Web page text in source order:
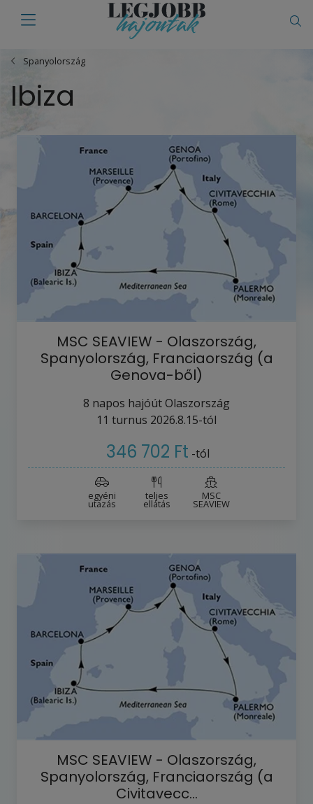
Spanyolország
Ibiza
MSC SEAVIEW - Olaszország,
Spanyolország, Franciaország (a
Genova-ből)
8 napos hajóútOlaszország
11 turnus 2026.8.15-tól
346 702 Ft -tól
egyéni
utazás
teljes
ellátás
MSC
SEAVIEW
MSC SEAVIEW - Olaszország,
Spanyolország, Franciaország (a
Civitavecc…